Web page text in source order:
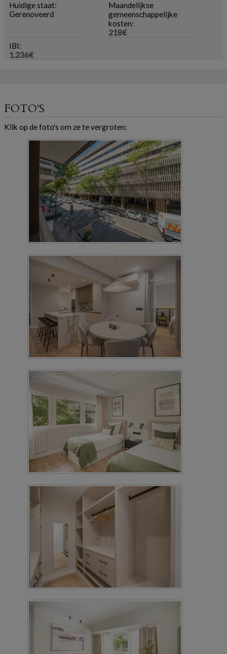
Huidige staat:
Gerenoveerd
Maandelijkse
gemeenschappelijke
kosten:
218€
IBI:
1.236€
FOTO'S
Klik op de foto's om ze te vergroten: